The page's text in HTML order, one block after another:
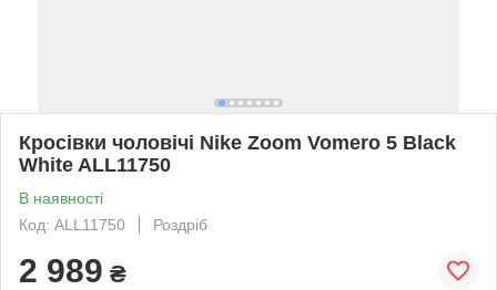
Кросівки чоловічі Nike Zoom Vomero 5 Black
White ALL11750
В наявності
Код: ALL11750
Роздріб
2 989 ₴